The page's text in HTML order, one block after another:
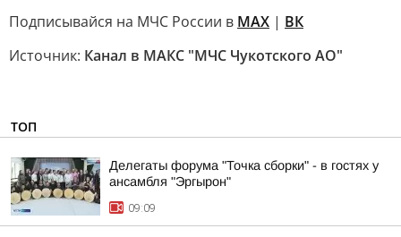
Подписывайся на МЧС России в MAX | ВК
Источник: Канал в МАКС "МЧС Чукотского АО"
ТОП
Делегаты форума "Точка сборки" - в гостях у
ансамбля "Эргырон"
09:09